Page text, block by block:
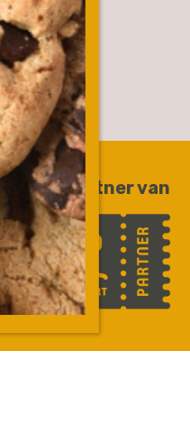
Trotse partner van